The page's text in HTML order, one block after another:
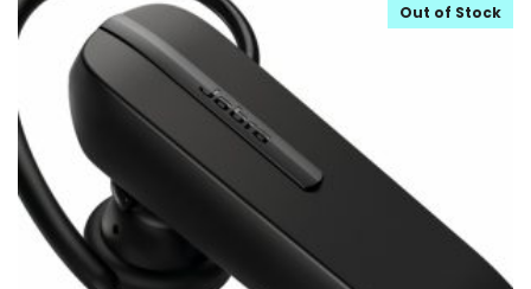
Out of Stock